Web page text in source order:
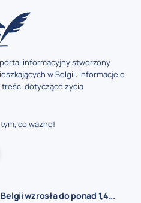
informacyjny stworzony
w Belgii: informacje o
treści dotyczące życia
co ważne!
wzrosła do ponad 1,4...